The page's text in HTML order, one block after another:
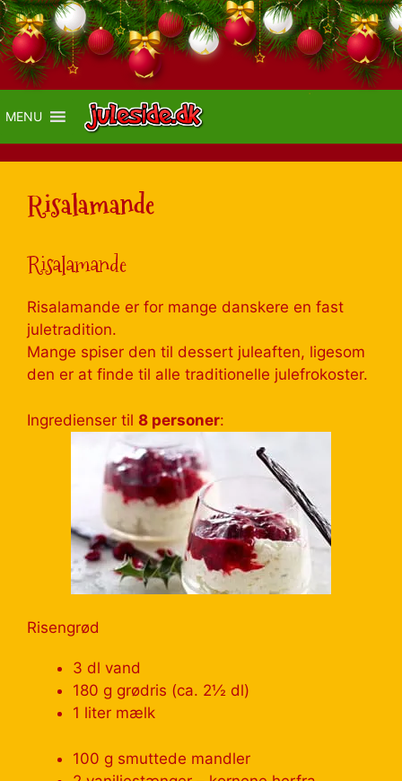
MENU
Risalamande
Risalamande
Risalamande er for mange danskere en fast
juletradition.
Mange spiser den til dessert juleaften, ligesom
den er at finde til alle traditionelle julefrokoster.
Ingredienser til 8 personer:
Risengrød
3 dl vand
180 g grødris (ca. 2½ dl)
1 liter mælk
100 g smuttede mandler